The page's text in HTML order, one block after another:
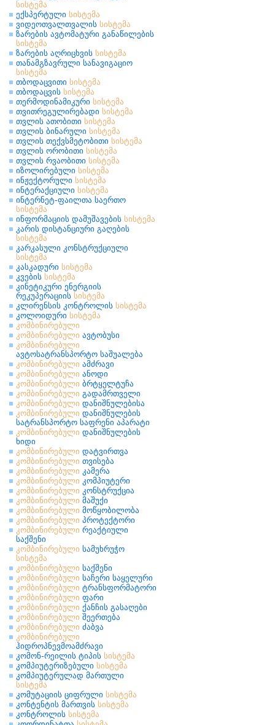
სისტემა
ექსპერტული სისტემა
ვიდეოთვალთვალის სისტემა
ზარების ავტომატური განაწილების
სისტემა
ზარების აღრიცხვის სისტემა
თანამგზავრული სანავიგაციო
სისტემა
თბოდაცვითი სისტემა
თბოდაცვის სისტემა
თერმოდინამიკური სისტემა
თვითრეგულირებადი სისტემა
თვლის ათობითი სისტემა
თვლის ბინარული სისტემა
თვლის თექვსმეტობითი სისტემა
თვლის ორობითი სისტემა
თვლის რვაობითი სისტემა
იზოლირებული სისტემა
ინჟექტორული სისტემა
ინტერაქციული სისტემა
ინტერნეტ-ფაილთა საერთო
სისტემა
ინფორმაციის დამუშავების სისტემა
კარის დისტანციური გაღების
სისტემა
კარკასული კონსტრუქციული
სისტემა
კასკადური სისტემა
კვების სისტემა
კინეტიკური ენერგიის
რეკუპერაციის სისტემა
კლირენსის კონტროლის სისტემა
კოლოიდური სისტემა
კომბინირებული
კომბინირებული ავტობუსი
კომბინირებული
ავტოსატრანსპორტო საშუალება
კომბინირებული ამძრავი
კომბინირებული ანოდი
კომბინირებული ბრტყელტუჩა
კომბინირებული გადამრთველი
კომბინირებული დანიშნულებისა
კომბინირებული დანიშნულების
სატრანსპორტო საფრენი აპარატი
კომბინირებული დანიშნულების
ხიდი
კომბინირებული დატვირთვა
კომბინირებული თვისება
კომბინირებული კამერა
კომბინირებული კომპიუტერი
კომბინირებული კონსტრუქცია
კომბინირებული მაშუქი
კომბინირებული მოწყობილობა
კომბინირებული პროტექტორი
კომბინირებული რეაქტიული
საქშენი
კომბინირებული სამუხრუჭო
სისტემა
კომბინირებული საქშენი
კომბინირებული საჩერი საყელური
კომბინირებული ტრანსფორმატორი
კომბინირებული ფარი
კომბინირებული ქანჩის გასაღები
კომბინირებული შეერთება
კომბინირებული ძაბვა
კომბინირებული
ჰიდროპნევმოამძრავი
კომონ-რეილის ტიპის სისტემა
კომპიუტერიზებული სისტემა
კომპიუტერულად მართული
სისტემა
კომუტაციის ციფრული სისტემა
კონტენტის მართვის სისტემა
კონტროლის სისტემა